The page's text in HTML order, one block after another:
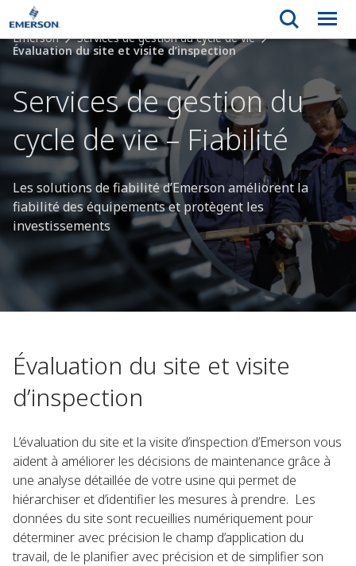
Emerson
Services de gestion du cycle de vie
Évaluation du site et visite d’inspection
Services de gestion du
cycle de vie – Fiabilité
Les solutions de fiabilité d’Emerson améliorent la
fiabilité des équipements et protègent les
investissements
Évaluation du site et visite
d’inspection
L’évaluation du site et la visite d’inspection d’Emerson vous
aident à améliorer les décisions de maintenance grâce à
une analyse détaillée de votre usine qui permet de
hiérarchiser et d’identifier les mesures à prendre. Les
données du site sont recueillies numériquement pour
déterminer avec précision le champ d’application du
travail, de le planifier avec précision et de simplifier son